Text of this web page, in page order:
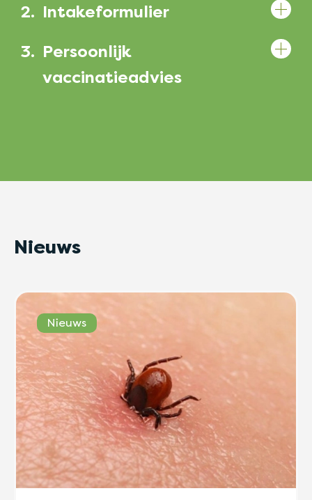
2. Intakeformulier
3. Persoonlijk
vaccinatieadvies
Nieuws
Nieuws